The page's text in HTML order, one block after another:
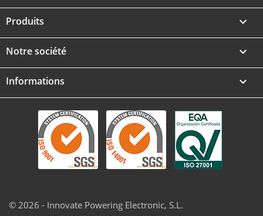
Produits 
Notre société 
Informations keyboard_arrow_down
© 2026 - Innovate Powering Electronic, S.L.